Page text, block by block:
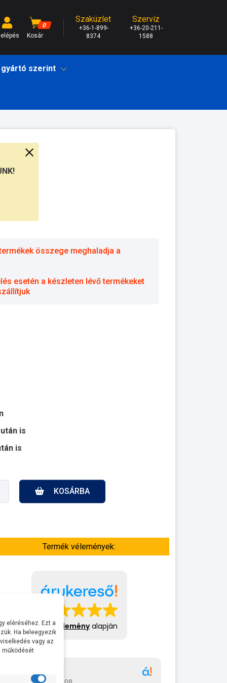
0
Kosár
Szaküzlet
+36-1-899-
8374
Szervíz
+36-20-211-
1588
szerint
összege meghaladja a
esetén a készleten lévő termékeket
is
is
KOSÁRBA
Termék vélemények:
413 véleményalapján
Gábor
eléréséhez. Ezt a
Ha beleegyezik
vagy az
működését